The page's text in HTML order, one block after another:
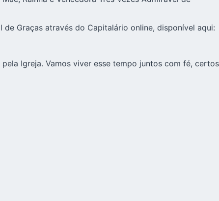
Graças através do Capitalário online, disponível aqui:
Igreja. Vamos viver esse tempo juntos com fé, certos